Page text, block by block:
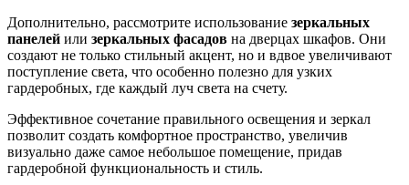
Дополнительно, рассмотрите использование зеркальных
панелей или зеркальных фасадов на дверцах шкафов. Они
создают не только стильный акцент, но и вдвое увеличивают
поступление света, что особенно полезно для узких
гардеробных, где каждый луч света на счету.
Эффективное сочетание правильного освещения и зеркал
позволит создать комфортное пространство, увеличив
визуально даже самое небольшое помещение, придав
гардеробной функциональность и стиль.